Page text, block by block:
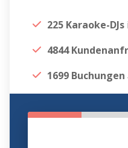
225 Karaoke-DJs
4844
1699 Buchungen